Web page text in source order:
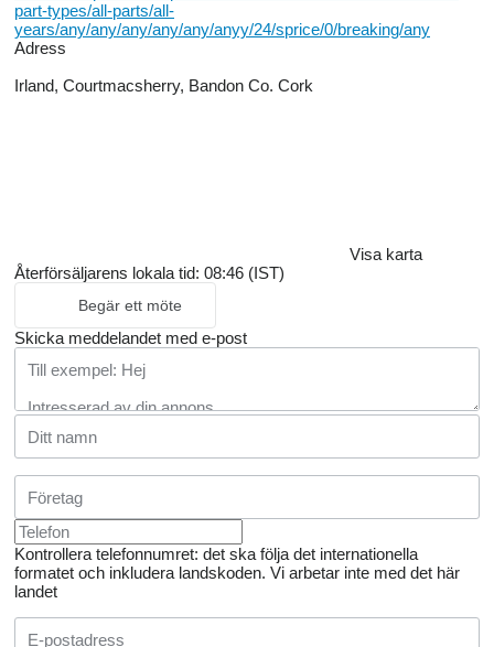
part-types/all-parts/all-
years/any/any/any/any/any/anyy/24/sprice/0/breaking/any
Adress
Irland, Courtmacsherry, Bandon Co. Cork
Visa karta
Återförsäljarens lokala tid: 08:46 (IST)
Begär ett möte
Skicka meddelandet med e-post
Kontrollera telefonnumret: det ska följa det internationella
formatet och inkludera landskoden. Vi arbetar inte med det här
landet